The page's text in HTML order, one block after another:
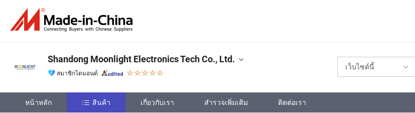
เว็บไซต์นี้
Shandong Moonlight Electronics Tech Co., Ltd.
สมาชิกไดมอนด์
หน้าหลัก สินค้า เกี่ยวกับเรา สำรวจเพิ่มเติม ติดต่อเรา